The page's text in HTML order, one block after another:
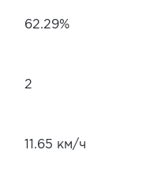
62.29%
2
11.65 км/ч